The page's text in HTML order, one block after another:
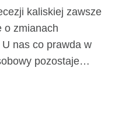
kaliskiej zawsze
o zmianach
nas co prawda w
pozostaje…